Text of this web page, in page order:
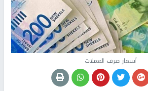
أسعار صرف العملات